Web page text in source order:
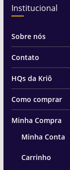
Institucional
Sobre nós
Contato
HQs da Kriô
Como comprar
Minha Compra
Minha Conta
Carrinho